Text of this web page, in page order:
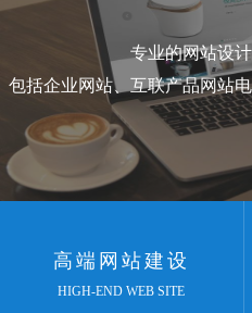
专业的网站设
包括企业网站、互联产品网站
高端网站建设
HIGH-END WEB SITE